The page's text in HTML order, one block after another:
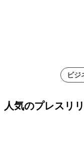
ビジ
人気のプレスリ